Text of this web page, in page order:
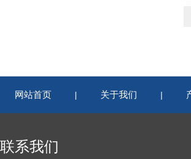
网站首页 | 关于我们 |
联系我们